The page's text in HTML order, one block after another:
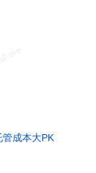
成本大PK